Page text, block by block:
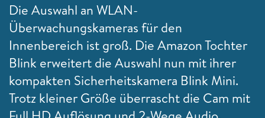
Die Auswahl an WLAN-
Überwachungskameras für den
Innenbereich ist groß. Die Amazon Tochter
Blink erweitert die Auswahl nun mit ihrer
kompakten Sicherheitskamera Blink Mini.
Trotz kleiner Größe überrascht die Cam mit